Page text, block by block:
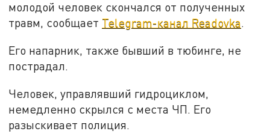
молодой человек скончался от полученных
травм, сообщает Telegram-канал Readovka.
Его напарник, также бывший в тюбинге, не
пострадал.
Человек, управлявший гидроциклом,
немедленно скрылся с места ЧП. Его
разыскивает полиция.